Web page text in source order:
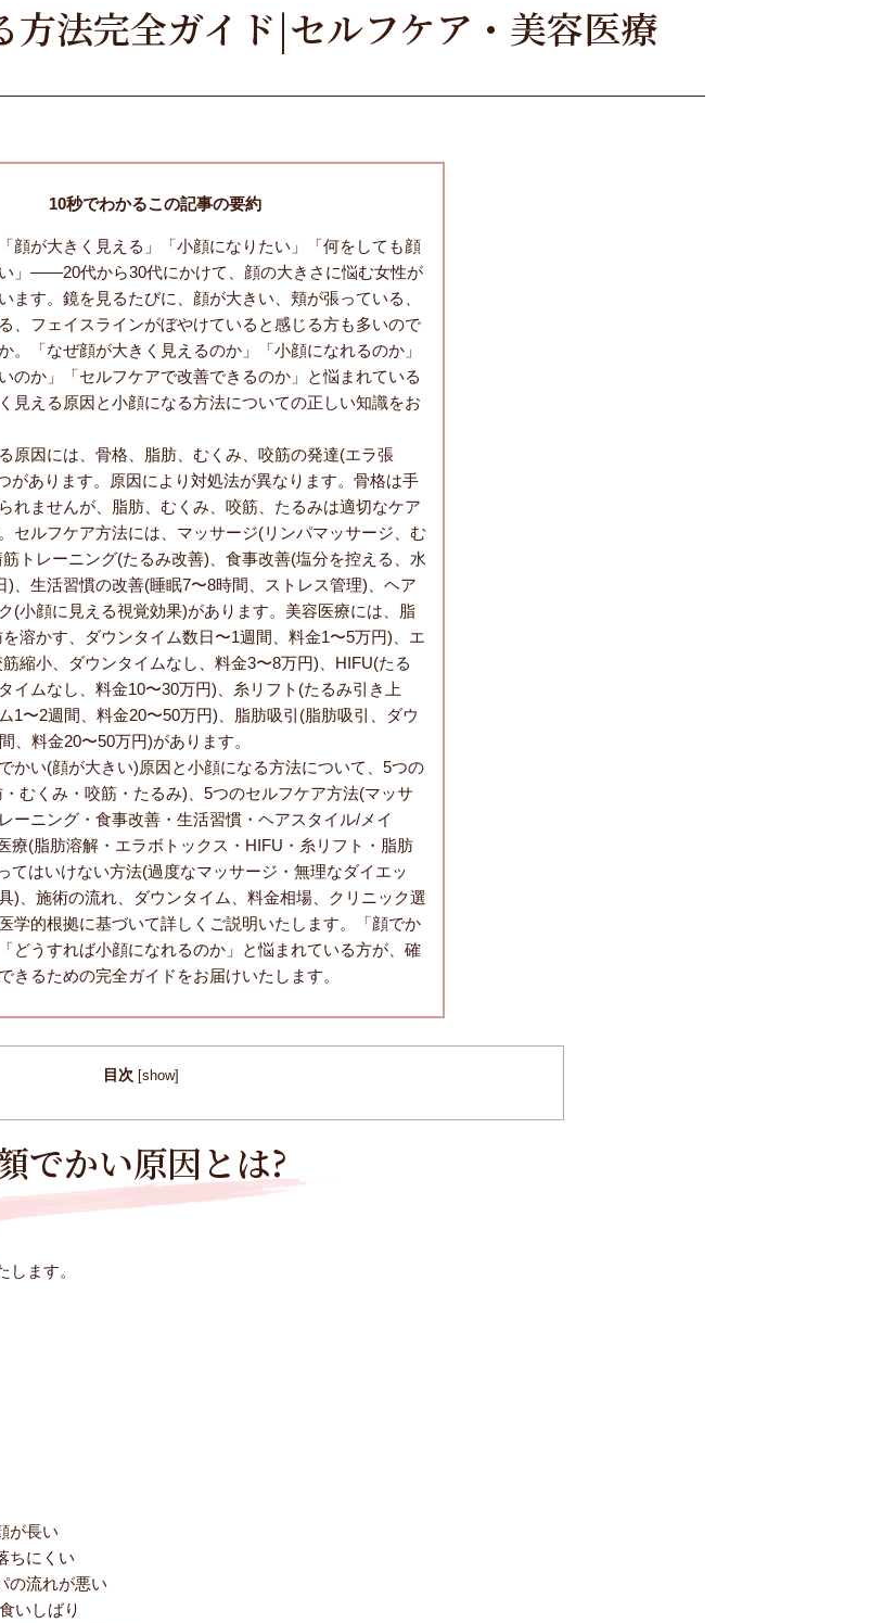
方法完全ガイド|セルフケア・美容医療
10秒でわかるこの記事の要約
顔が大きく見える」「小顔になりたい」「何をしても顔
」――20代から30代にかけて、顔の大きさに悩む女性が
ます。鏡を見るたびに、顔が大きい、頬が張っている、
、フェイスラインがぼやけていると感じる方も多いので
。「なぜ顔が大きく見えるのか」「小顔になれるのか」
のか」「セルフケアで改善できるのか」と悩まれている
見える原因と小顔になる方法についての正しい知識をお
原因には、骨格、脂肪、むくみ、咬筋の発達(エラ張
があります。原因により対処法が異なります。骨格は手
れませんが、脂肪、むくみ、咬筋、たるみは適切なケア
セルフケア方法には、マッサージ(リンパマッサージ、む
筋トレーニング(たるみ改善)、食事改善(塩分を控える、水
)、生活習慣の改善(睡眠7〜8時間、ストレス管理)、ヘア
(小顔に見える視覚効果)があります。美容医療には、脂
溶かす、ダウンタイム数日〜1週間、料金1〜5万円)、エ
縮小、ダウンタイムなし、料金3〜8万円)、HIFU(たる
イムなし、料金10〜30万円)、糸リフト(たるみ引き上
1〜2週間、料金20〜50万円)、脂肪吸引(脂肪吸引、ダウ
、料金20〜50万円)があります。
かい(顔が大きい)原因と小顔になる方法について、5つの
むくみ・咬筋・たるみ)、5つのセルフケア方法(マッサ
ーニング・食事改善・生活習慣・ヘアスタイル/メイ
療(脂肪溶解・エラボトックス・HIFU・糸リフト・脂肪
てはいけない方法(過度なマッサージ・無理なダイエッ
)、施術の流れ、ダウンタイム、料金相場、クリニック選
学的根拠に基づいて詳しくご説明いたします。「顔でか
どうすれば小顔になれるのか」と悩まれている方が、確
きるための完全ガイドをお届けいたします。
目次 [show]
でかい原因とは?
ます。
が長い
ちにくい
の流れが悪い
いしばり